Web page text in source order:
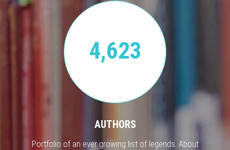
4,623
AUTHORS
Portfolio of an ever growing list of legends. About